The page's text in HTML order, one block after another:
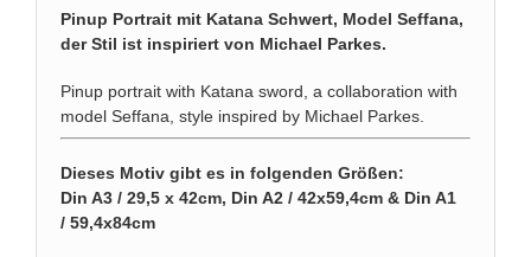
Pinup Portrait mit Katana Schwert, Model Seffana,
der Stil ist inspiriert von Michael Parkes.
Pinup portrait with Katana sword, a collaboration with
model Seffana, style inspired by Michael Parkes.
Dieses Motiv gibt es in folgenden Größen:
Din A3 / 29,5 x 42cm, Din A2 / 42x59,4cm & Din A1
/ 59,4x84cm